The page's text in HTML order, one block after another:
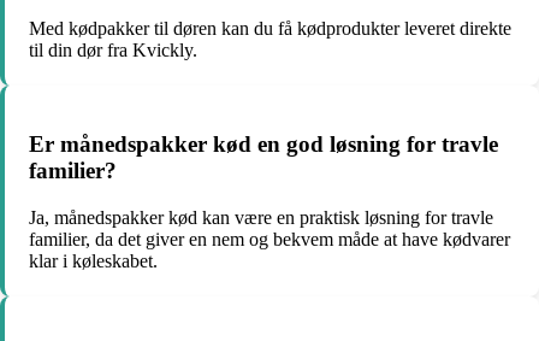
Med kødpakker til døren kan du få kødprodukter leveret direkte
til din dør fra Kvickly.
Er månedspakker kød en god løsning for travle
familier?
Ja, månedspakker kød kan være en praktisk løsning for travle
familier, da det giver en nem og bekvem måde at have kødvarer
klar i køleskabet.